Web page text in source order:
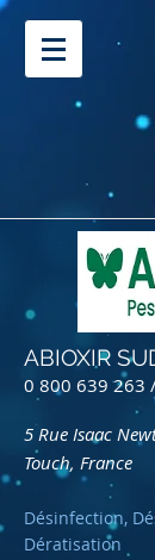
ABIOXIR
0 800 639 263
5 Rue Isaac
Touch, France
Désinfection,
Dératisation